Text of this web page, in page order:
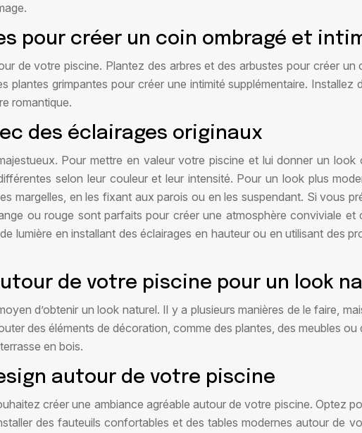
pour créer un coin ombragé et
de votre piscine. Plantez des arbres et des arbustes pour créer
plantes grimpantes pour créer une intimité supplémentaire.
romantique.
des éclairages originaux
Pour mettre en valeur votre piscine et lui donner un
selon leur couleur et leur intensité. Pour un look plus
margelles, en les fixant aux parois ou en les suspendant. Si vous
ou rouge sont parfaits pour créer une atmosphère conviviale
lumière en installant des éclairages en hauteur ou en utilisant des
de votre piscine pour un look
d’obtenir un look naturel. Il y a plusieurs manières de le faire,
des éléments de décoration, comme des plantes, des meubles
en bois.
autour de votre piscine
créer une ambiance agréable autour de votre piscine. Optez
des fauteuils confortables et des tables modernes autour de